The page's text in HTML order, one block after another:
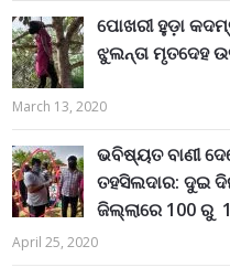
ପୋଖରୀ ହୁଡ଼ା
ଝୁଲନ୍ତା ମୃତଦେହ
March 13, 2020
ଭବିଷ୍ୟତ ବାଣୀ
ତହସିଲଦାର: ଦୁଇ
ଜିଲ୍ଲାରେ 100 ରୁ
April 25, 2020